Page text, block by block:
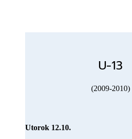
U-13
(2009-2010)
Utorok 12.10.